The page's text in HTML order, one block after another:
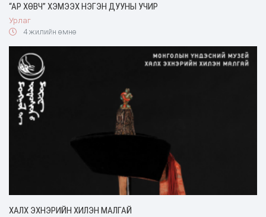
“АР ХӨВЧ” ХЭМЭЭХ НЭГЭН ДУУНЫ УЧИР
Урлаг
4 жилийн өмнө
ХАЛХ ЭХНЭРИЙН ХИЛЭН МАЛГАЙ